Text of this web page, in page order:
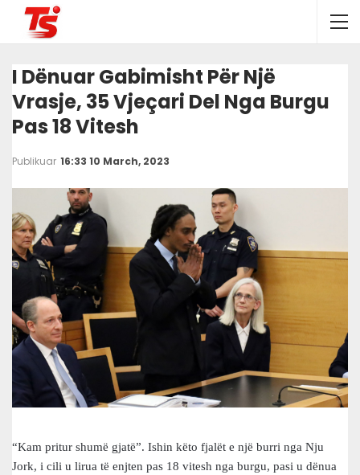
I Dënuar Gabimisht Për Një
Vrasje, 35 Vjeçari Del Nga Burgu
Pas 18 Vitesh
Publikuar 16:33 10 March, 2023
“Kam pritur shumë gjatë”. Ishin këto fjalët e një burri nga Nju
Jork, i cili u lirua të enjten pas 18 vitesh nga burgu, pasi u dënua